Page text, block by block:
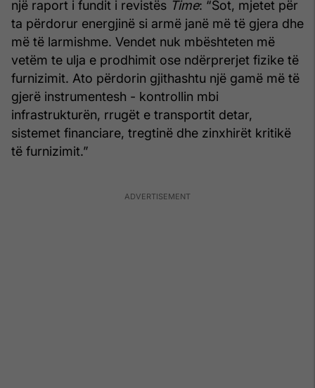
një raport i fundit i revistës Time: “Sot, mjetet për
ta përdorur energjinë si armë janë më të gjera dhe
më të larmishme. Vendet nuk mbështeten më
vetëm te ulja e prodhimit ose ndërprerjet fizike të
furnizimit. Ato përdorin gjithashtu një gamë më të
gjerë instrumentesh - kontrollin mbi
infrastrukturën, rrugët e transportit detar,
sistemet financiare, tregtinë dhe zinxhirët kritikë
të furnizimit.”